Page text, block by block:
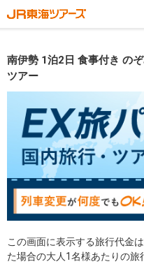
南伊勢 1泊2日 食事付き の
ツアー
この画面に表示する旅行代金
た場合の大人1名様あたりの